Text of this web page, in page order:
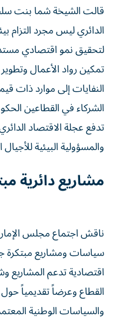
قالت الشيخة شما بنت
الدائري ليس مجرد التزام
لتحقيق نمو اقتصادي
تمكين رواد الأعمال
النفايات إلى موارد ذات
الشركاء في القطاعين
تدفع عجلة الاقتصاد
والمسؤولية البيئية
مشاريع دائرية
ناقش اجتماع مجلس
سياسات ومشاريع مبتكرة
اقتصادية تدعم المشاريع
القطاع وعرضاً تقديمياً حول
والسياسات الوطنية